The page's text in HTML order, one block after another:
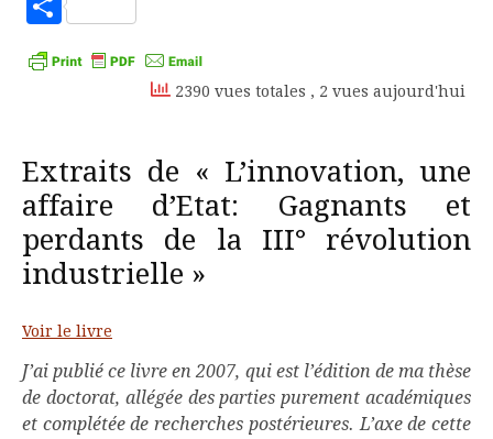
2390 vues totales , 2 vues aujourd'hui
Extraits de « L’innovation, une
affaire d’Etat: Gagnants et
perdants de la III° révolution
industrielle »
Voir le livre
J’ai publié ce livre en 2007, qui est l’édition de ma thèse
de doctorat, allégée des parties purement académiques
et complétée de recherches postérieures. L’axe de cette